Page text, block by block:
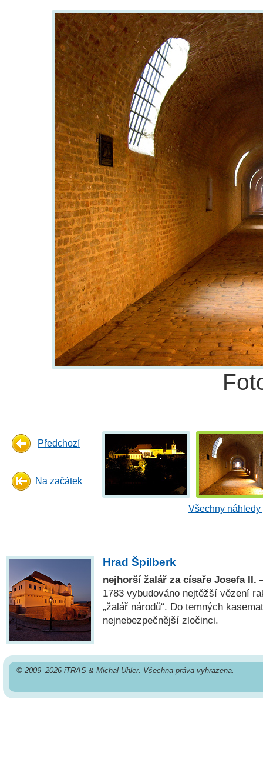
Předchozí
Na začátek
Všechny náhledy
Hrad Špilberk
nejhorší žalář za císaře Josefa II.
1783 vybudováno nejtěžší vězení
„žalář národů“. Do temných
nejnebezpečnější zločinci.
© 2009–2026 iTRAS & Michal Uhler. Všechna práva vyhrazena.